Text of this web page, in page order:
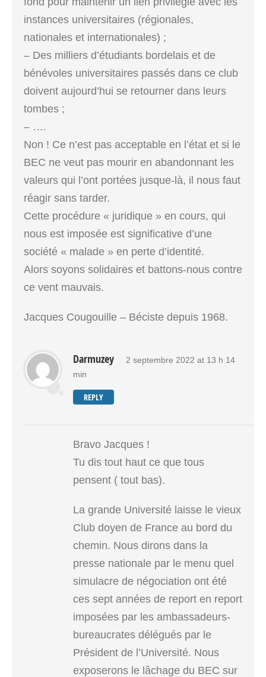
instances universitaires (régionales,
nationales et internationales) ;
– Des milliers d’étudiants bordelais et de
bénévoles universitaires passés dans ce club
doivent aujourd’hui se retourner dans leurs
tombes ;
– ….
Non ! Ce n’est pas acceptable en l’état et si le
BEC ne veut pas mourir en abandonnant les
valeurs qui l’ont portées jusque-là, il nous faut
réagir sans tarder.
Cette procédure « juridique » en cours, qui
nous est imposée est significative d’une
société « malade » en perte d’identité.
Alors soyons solidaires et battons-nous contre
ce vent mauvais.
Jacques Cougouille – Béciste depuis 1968.
Darmuzey
2 septembre 2022 at 13 h 14
min
REPLY
Bravo Jacques !
Tu dis tout haut ce que tous
pensent ( tout bas).
La grande Université laisse le vieux
Club doyen de France au bord du
chemin. Nous dirons dans la
presse nationale par le menu quel
simulacre de négociation ont été
ces sept années de report en report
imposées par les ambassadeurs-
bureaucrates délégués par le
Président de l’Université. Nous
exposerons le lâchage du BEC sur